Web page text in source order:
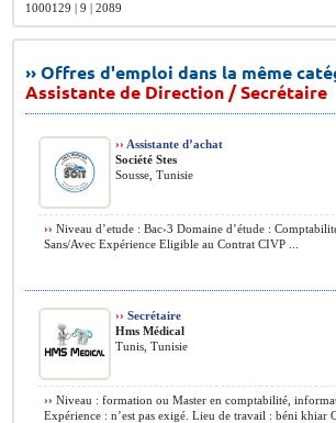
1000129 | 9 | 2089
›› Offres d'emploi dans la même
Assistante de Direction / Secrétaire
›› Assistante d’achat
Société Stes
Sousse, Tunisie
›› Niveau d’etude : Bac›3 Domaine d’étude :
Sans/Avec Expérience Eligible au Contrat CIVP ...
›› Secrétaire
Hms Médical
Tunis, Tunisie
›› Niveau : formation ou Master en comptabilité,
Expérience : n’est pas exigé. Lieu de travail : béni khiar